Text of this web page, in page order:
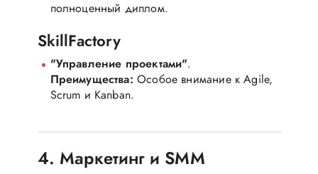
полноценный диплом.
SkillFactory
"Управление проектами".
Преимущества: Особое внимание к Agile,
Scrum и Kanban.
4. Маркетинг и SMM